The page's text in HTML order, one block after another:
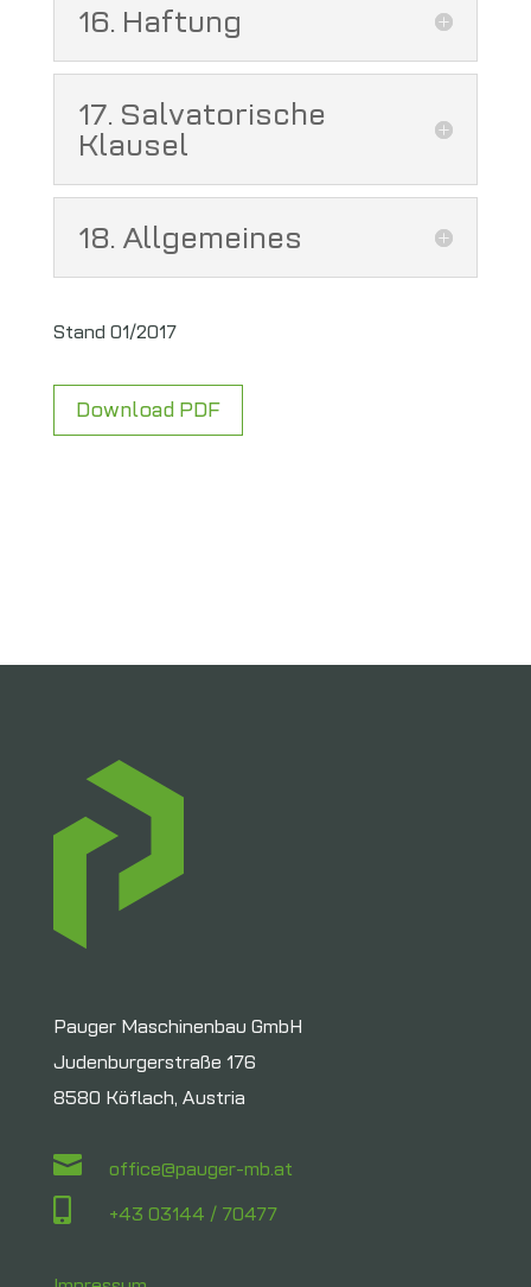
16. Haftung
17. Salvatorische
Klausel
18. Allgemeines
Stand 01/2017
Download PDF
Pauger Maschinenbau GmbH
Judenburgerstraße 176
8580 Köflach, Austria
 office@pauger-mb.at
 +43 03144 / 70477